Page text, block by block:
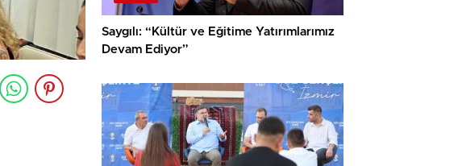
Saygılı: “Kültür ve Eğitime Yatırımlarımız
Devam Ediyor”